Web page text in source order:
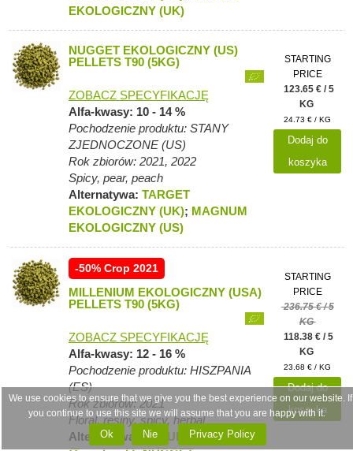
EKOLOGICZNY (UK)
NUGGET EKOLOGICZNY (US)
PELLETS T90 (5KG)
ZOBACZ SPECYFIKACJĘ
Alfa-kwasy: 10 - 14 %
Pochodzenie produktu: STANY
ZJEDNOCZONE (US)
Rok zbiorów: 2021, 2022
Spicy, pear, peach
Alternatywa: TARGET
EKOLOGICZNY (UK); MAGNUM
EKOLOGICZNY (US)
STARTING
PRICE
123.65 € / 5
KG
24.73 € / KG
Dodaj do
koszyka
-50% Crop 2021
MILLENIUM EKOLOGICZNY (USA)
PELLETS T90 (5KG)
ZOBACZ SPECYFIKACJĘ
Alfa-kwasy: 12 - 16 %
Pochodzenie produktu: HISZPANIA
(ES)
Rok zbiorów: 2021
Floral, resiny, spicy, herbal
Alternatywa:
COLUMBUS
STARTING
PRICE
236.75 € / 5
KG
118.38 € / 5
KG
23.68 € / KG
Dodaj do
koszyka
We use cookies to ensure that we give you the best experience on our website. If
you continue to use this site we will assume that you are happy with it.
Ok Nie Privacy Policy